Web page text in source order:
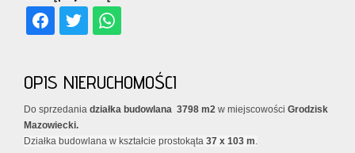
OPIS NIERUCHOMOŚCI
Do sprzedania działka budowlana 3798 m2 w miejscowości Grodzisk
Mazowiecki.
Działka budowlana w kształcie prostokąta 37 x 103 m.